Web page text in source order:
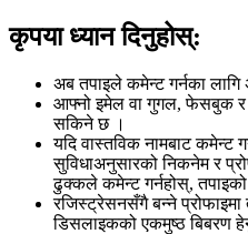
कृपया ध्यान दिनुहोस्:
अब तपाइले कमेन्ट गर्नका लागि
आफ्नो इमेल वा गुगल, फेसबुक र
सकिने छ ।
यदि वास्तविक नामबाट कमेन्ट
सुविधाअनुसारको निकनेम र
ढुक्कले कमेन्ट गर्नहोस्, तपाइको
रजिस्ट्रेसनसँगै बन्ने
डिसलाइकको एकमुष्ठ बिबरण